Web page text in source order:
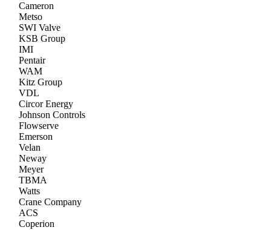
Cameron
Metso
SWI Valve
KSB Group
IMI
Pentair
WAM
Kitz Group
VDL
Circor Energy
Johnson Controls
Flowserve
Emerson
Velan
Neway
Meyer
TBMA
Watts
Crane Company
ACS
Coperion